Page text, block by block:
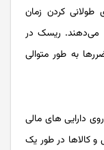
کردن زمان
می‌دهند. ریسک در
به طور متوالی
دارایی های مالی
و کالاها در طور یک